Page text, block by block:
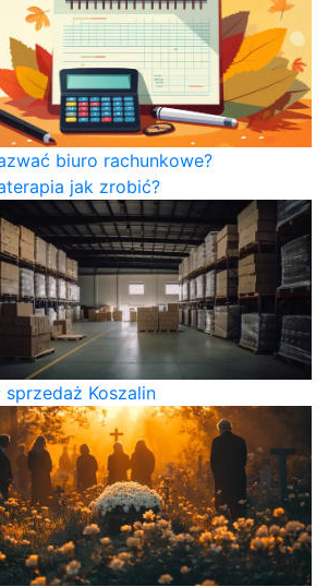
biuro rachunkowe?
jak zrobić?
sprzedaż Koszalin